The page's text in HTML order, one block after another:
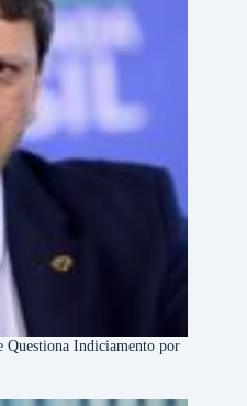
Questiona Indiciamento por